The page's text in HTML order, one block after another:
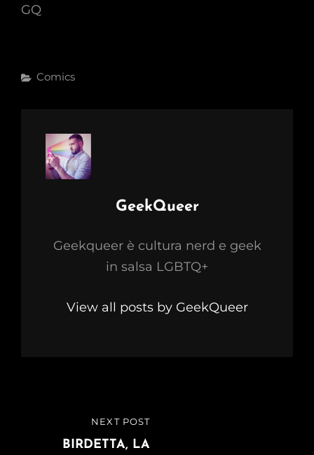
GQ
Categories
Comics
Author:
GeekQueer
Geekqueer è cultura nerd e geek
in salsa LGBTQ+
View all posts by GeekQueer
Navigazione
articoli
NEXT POST
BIRDETTA, LA